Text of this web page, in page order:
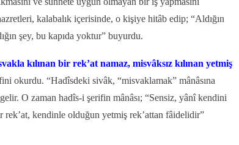
kalabalık içerisinde, o kişiye hitâb edip; “Aldığın
şey, bu kapıda yoktur” buyurdu.
kılınan bir rek’at namaz, misvâksız kılınan yetmiş
okurdu. “Hadîsdeki sivâk, “misvaklamak” mânâsına
O zaman hadîs-i şerifin mânâsı; “Sensiz, yânî kendini
kendinle olduğun yetmiş rek’attan fâidelidir”